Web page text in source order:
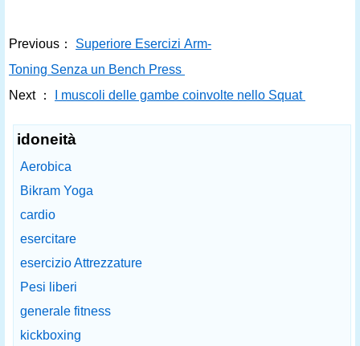
Previous：
Superiore Esercizi Arm-
Toning Senza un Bench Press
Next ：
I muscoli delle gambe coinvolte nello Squat
idoneità
Aerobica
Bikram Yoga
cardio
esercitare
esercizio Attrezzature
Pesi liberi
generale fitness
kickboxing